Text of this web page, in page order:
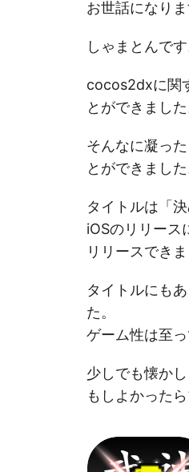
お世話になりま
しゃまとんです
cocos2dxに関
とができました
そんなに凝っ
とができました
タイトルは「
iOSのリリース
リリースできま
タイトルにも
た。
ゲーム性は至
少しでも懐か
もしよかった